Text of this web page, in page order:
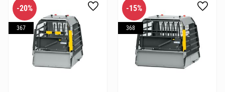
20%
367
Lägg till i favoriter
15%
368
Lägg